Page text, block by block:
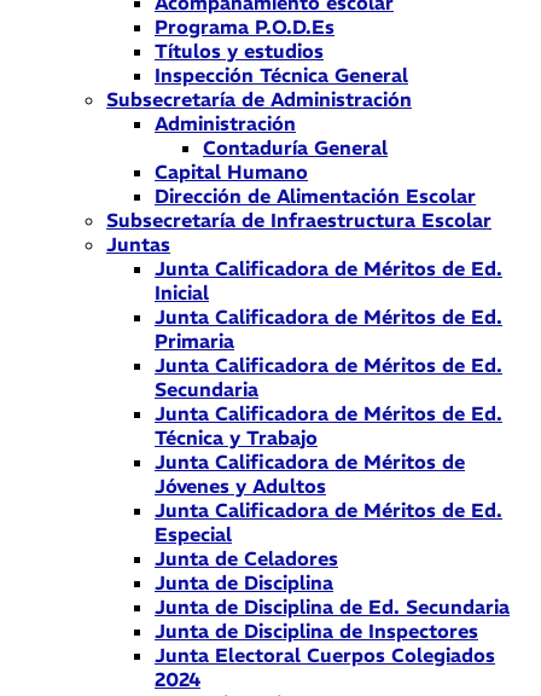
Programa P.O.D.Es
Títulos y estudios
Inspección Técnica General
Subsecretaría de Administración
Administración
Contaduría General
Capital Humano
Dirección de Alimentación Escolar
Subsecretaría de Infraestructura Escolar
Juntas
Junta Calificadora de Méritos de Ed.
Inicial
Junta Calificadora de Méritos de Ed.
Primaria
Junta Calificadora de Méritos de Ed.
Secundaria
Junta Calificadora de Méritos de Ed.
Técnica y Trabajo
Junta Calificadora de Méritos de
Jóvenes y Adultos
Junta Calificadora de Méritos de Ed.
Especial
Junta de Celadores
Junta de Disciplina
Junta de Disciplina de Ed. Secundaria
Junta de Disciplina de Inspectores
Junta Electoral Cuerpos Colegiados
2024